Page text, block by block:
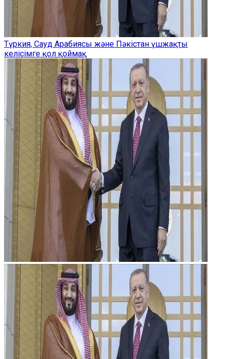
Түркия, Сауд Арабиясы және Пәкістан үшжақты
келісімге қол қоймақ